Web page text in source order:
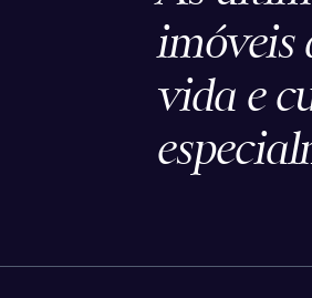
imóveis
vida e